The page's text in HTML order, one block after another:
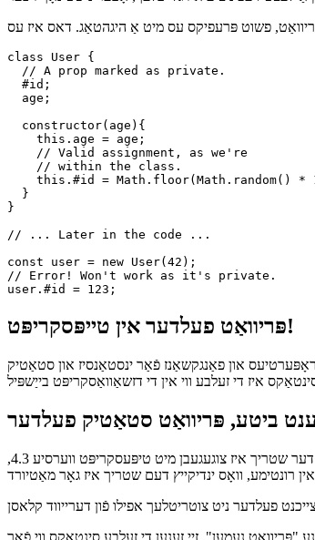
class User {
  // A prop marked as private.
  age;
  constructor(age){
    this.age = age;
    // Valid assignment, as we're
    // within the class.
this.#id = Math.floor(Math.random() *
}
// ... Later in the code ...
const user = new User(42);
פּריוואַט פעלדער אין טייפּסקריפּט!
צו בעסער קאָנטראָלירן אַקסעס צו פּראָפּערטיעס און פאַנגקשאַנז פֿאַר ינסטאַנסיז און סטאַטיק